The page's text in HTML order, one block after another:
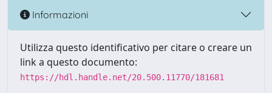
Informazioni
Utilizza questo identificativo per citare o creare un
link a questo documento:
https://hdl.handle.net/20.500.11770/181681